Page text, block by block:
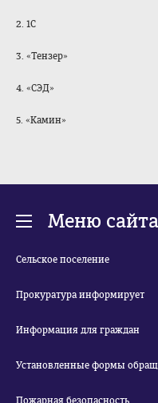
2. 1С
3. «Тензер»
4. «СЭД»
5. «Камин»
Меню сайта
Сельское поселение
Прокуратура информирует
Информация для граждан
Установленные формы
Пожарная безопасность